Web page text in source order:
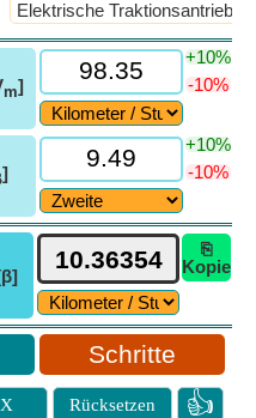
Elektrische Traktionsantriebe
m]
+10%
-10%
]
+10%
-10%
⎘
Kopie
Schritte
Rücksetzen 👍